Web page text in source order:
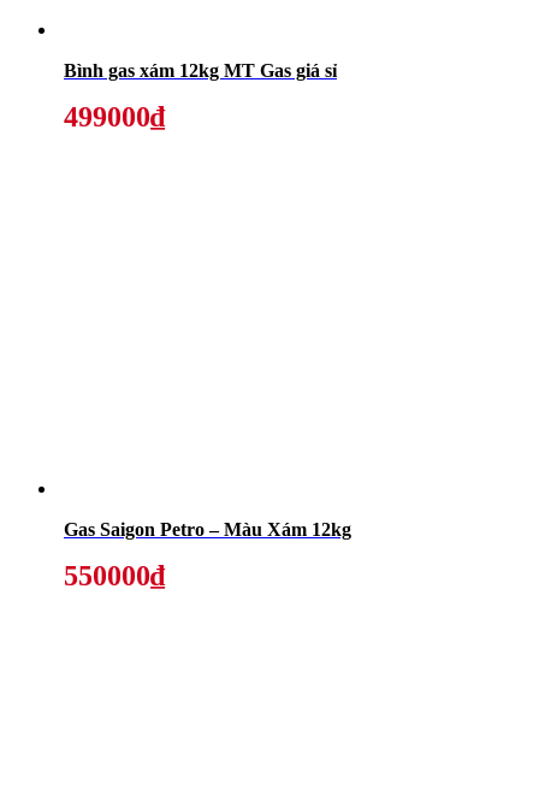
Bình gas xám 12kg MT Gas giá sỉ
499000₫
Gas Saigon Petro – Màu Xám 12kg
550000₫